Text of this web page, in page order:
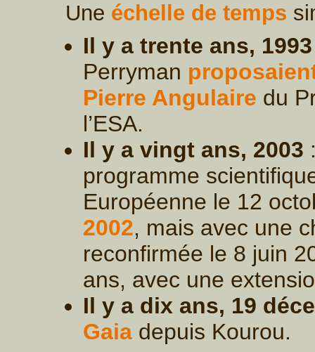
Une échelle de temps
Il y a trente ans, 1993
Perryman
Pierre Angulaire du
l’ESA.
Il y a vingt ans, 2003
programme
Européenne le 12
2002, mais avec une
reconfirmée le 8 juin
ans, avec une
Il y a dix ans, 19
Gaiadepuis Kourou.